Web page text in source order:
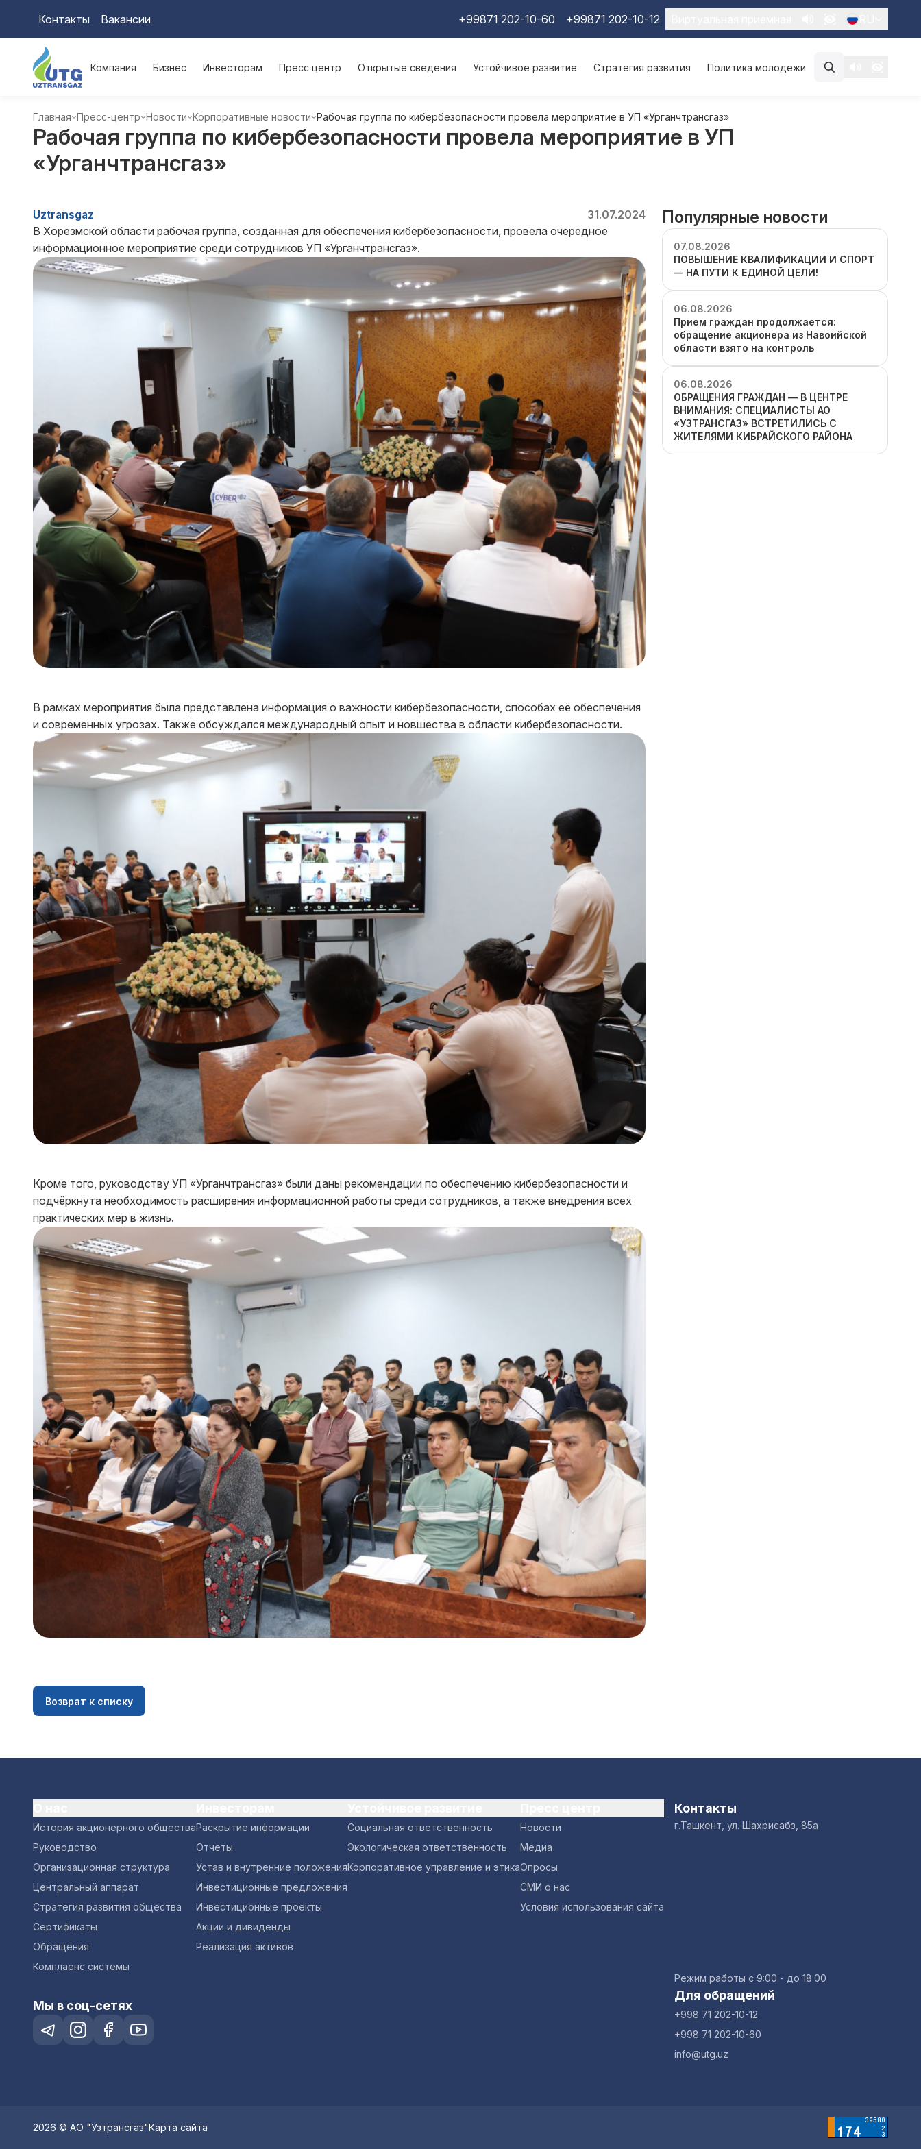
Контакты Вакансии +99871 202-10-60 +99871 202-10-12
Компания Бизнес Инвесторам Пресс центр Открытые сведения Устойчивое развитие Стратегия развития Политика молодежи
Главная Пресс-центр Новости Корпоративные новости Рабочая группа по кибербезопасности провела мероприятие в УП «Урганчтрансгаз»
Рабочая группа по кибербезопасности провела мероприятие в УП
«Урганчтрансгаз»
Uztransgaz
31.07.2024
В Хорезмской области рабочая группа, созданная для обеспечения кибербезопасности, провела очередное
информационное мероприятие среди сотрудников УП «Урганчтрансгаз».
В рамках мероприятия была представлена информация о важности кибербезопасности, способах её обеспечения
и современных угрозах. Также обсуждался международный опыт и новшества в области кибербезопасности.
Кроме того, руководству УП «Урганчтрансгаз» были даны рекомендации по обеспечению кибербезопасности и
подчёркнута необходимость расширения информационной работы среди сотрудников, а также внедрения всех
практических мер в жизнь.
Возврат к списку
Популярные новости
07.08.2026
ПОВЫШЕНИЕ КВАЛИФИКАЦИИ И СПОРТ
— НА ПУТИ К ЕДИНОЙ ЦЕЛИ!
06.08.2026
Прием граждан продолжается:
обращение акционера из Навоийской
области взято на контроль
06.08.2026
ОБРАЩЕНИЯ ГРАЖДАН — В ЦЕНТРЕ
ВНИМАНИЯ: СПЕЦИАЛИСТЫ АО
«УЗТРАНСГАЗ» ВСТРЕТИЛИСЬ С
ЖИТЕЛЯМИ КИБРАЙСКОГО РАЙОНА
История акционерного общества
Руководство
Организационная структура
Центральный аппарат
Стратегия развития общества
Сертификаты
Обращения
Комплаенс системы
Раскрытие информации
Отчеты
Устав и внутренние положения
Инвестиционные предложения
Инвестиционные проекты
Акции и дивиденды
Реализация активов
Социальная ответственность
Экологическая ответственность
Корпоративное управление и этика
Новости
Медиа
Опросы
СМИ о нас
Условия использования сайта
Мы в соц-сетях
Контакты
г.Ташкент, ул. Шахрисабз, 85а
Режим работы с 9:00 - до 18:00
Для обращений
+998 71 202-10-12
+998 71 202-10-60
info@utg.uz
2026 © АО "Узтрансгаз"Карта сайта